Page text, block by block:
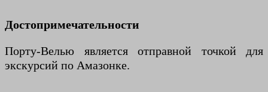
Достопримечательности
Порту-Велью является отправной точкой для
экскурсий по Амазонке.